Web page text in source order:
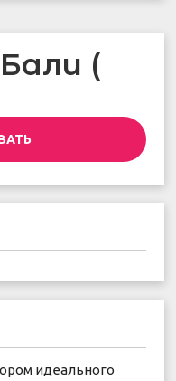
(
идеального